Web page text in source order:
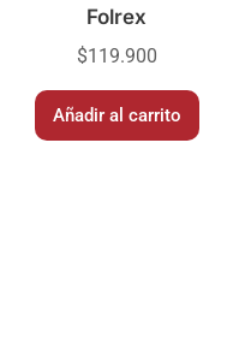
Folrex
$119.900
Añadir al carrito